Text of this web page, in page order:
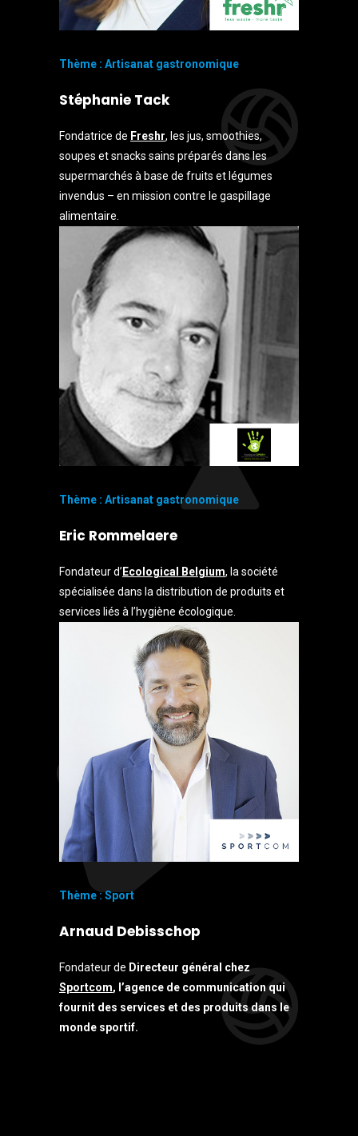
Thème : Artisanat gastronomique
Stéphanie Tack
Fondatrice de Freshr, les jus, smoothies,
soupes et snacks sains préparés dans les
supermarchés à base de fruits et légumes
invendus – en mission contre le gaspillage
alimentaire.
Thème : Artisanat gastronomique
Eric Rommelaere
Fondateur d’ Ecological Belgium, la société
spécialisée dans la distribution de produits et
services liés à l’hygiène écologique.
Thème : Sport
Arnaud Debisschop
Fondateur de Directeur général chez
Sportcom, l’agence de communication qui
fournit des services et des produits dans le
monde sportif.